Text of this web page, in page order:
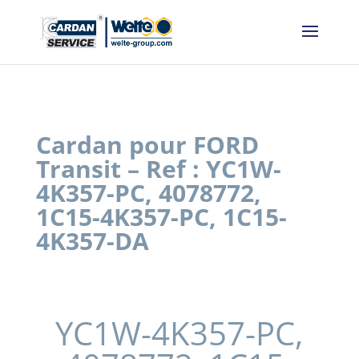
Cardan pour FORD
Transit – Ref : YC1W-
4K357-PC, 4078772,
1C15-4K357-PC, 1C15-
4K357-DA
YC1W-4K357-PC,